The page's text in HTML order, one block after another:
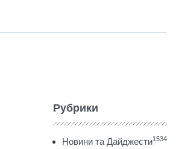
Рубрики
Новини та Дайджести1534